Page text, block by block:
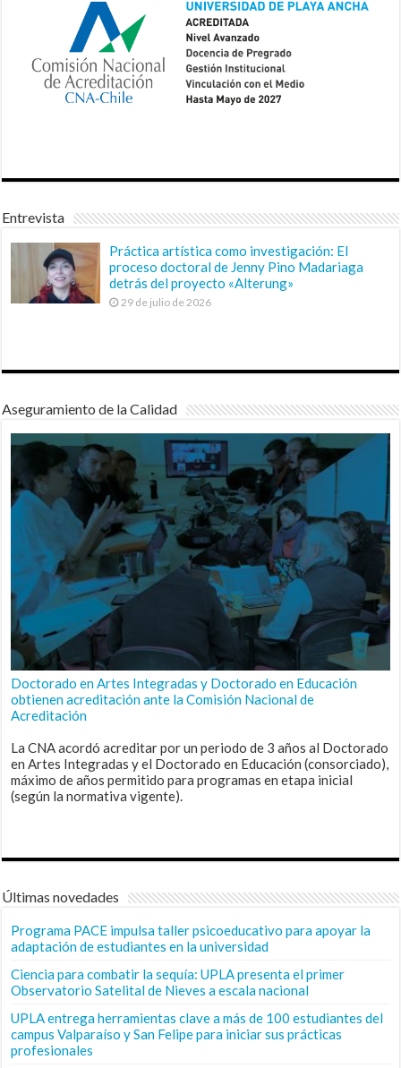
Entrevista
Práctica artística como investigación: El
proceso doctoral de Jenny Pino Madariaga
detrás del proyecto «Alterung»
29 de julio de 2026
Aseguramiento de la Calidad
Doctorado en Artes Integradas y Doctorado en Educación
obtienen acreditación ante la Comisión Nacional de
Acreditación
La CNA acordó acreditar por un periodo de 3 años al Doctorado
en Artes Integradas y el Doctorado en Educación (consorciado),
máximo de años permitido para programas en etapa inicial
(según la normativa vigente).
Últimas novedades
Programa PACE impulsa taller psicoeducativo para apoyar la
adaptación de estudiantes en la universidad
Ciencia para combatir la sequía: UPLA presenta el primer
Observatorio Satelital de Nieves a escala nacional
UPLA entrega herramientas clave a más de 100 estudiantes del
campus Valparaíso y San Felipe para iniciar sus prácticas
profesionales